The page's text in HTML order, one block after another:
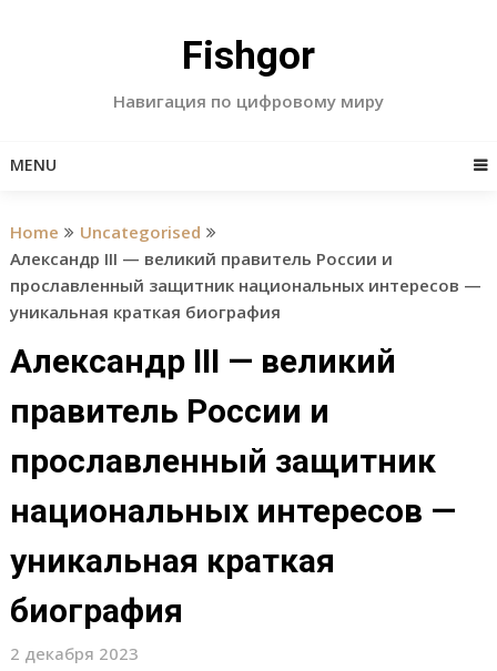
Fishgor
Навигация по цифровому миру
MENU
Home
Uncategorised
Александр III — великий правитель России и
прославленный защитник национальных интересов —
уникальная краткая биография
Александр III — великий
правитель России и
прославленный защитник
национальных интересов —
уникальная краткая
биография
2 декабря 2023